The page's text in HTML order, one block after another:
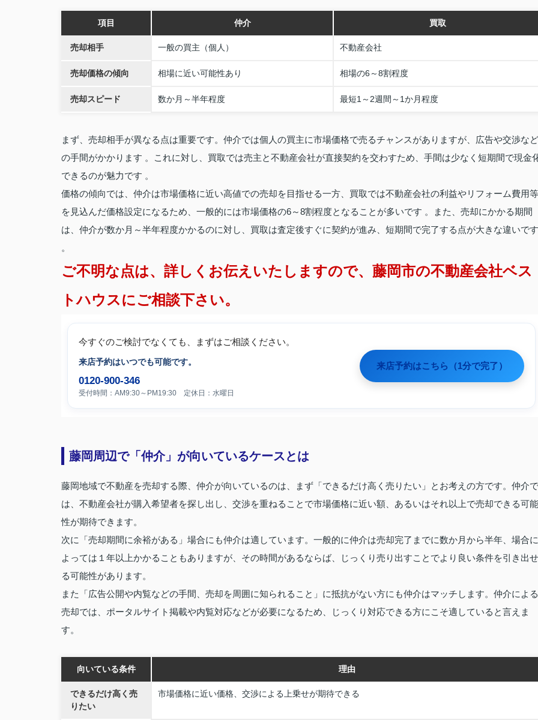
項目 仲介 買取
売却相手 一般の買主（個人） 不動産会社
売却価格の傾向 相場に近い可能性あり 相場の6～8割程度
売却スピード 数か月～半年程度 最短1～2週間～1か月程度
まず、売却相手が異なる点は重要です。仲介では個人の買主に市場価格で売るチャンスがありますが、広告や交渉など
の手間がかかります 。これに対し、買取では売主と不動産会社が直接契約を交わすため、手間は少なく短期間で現金
できるのが魅力です 。
価格の傾向では、仲介は市場価格に近い高値での売却を目指せる一方、買取では不動産会社の利益やリフォーム費用等
を見込んだ価格設定になるため、一般的には市場価格の6～8割程度となることが多いです 。また、売却にかかる期間
は、仲介が数か月～半年程度かかるのに対し、買取は査定後すぐに契約が進み、短期間で完了する点が大きな違いです
。
ご不明な点は、詳しくお伝えいたしますので、藤岡市の不動産会社ベス
トハウスにご相談下さい。
今すぐのご検討でなくても、まずはご相談ください。
来店予約はいつでも可能です。
0120-900-346
受付時間：AM9:30～PM19:30 定休日：水曜日
来店予約はこちら（1分で完了）
藤岡周辺で「仲介」が向いているケースとは
藤岡地域で不動産を売却する際、仲介が向いているのは、まず「できるだけ高く売りたい」とお考えの方です。仲介で
は、不動産会社が購入希望者を探し出し、交渉を重ねることで市場価格に近い額、あるいはそれ以上で売却できる可能
性が期待できます。
次に「売却期間に余裕がある」場合にも仲介は適しています。一般的に仲介は売却完了までに数か月から半年、場合に
よっては１年以上かかることもありますが、その時間があるならば、じっくり売り出すことでより良い条件を引き出せ
る可能性があります。
また「広告公開や内覧などの手間、売却を周囲に知られること」に抵抗がない方にも仲介はマッチします。仲介による
売却では、ポータルサイト掲載や内覧対応などが必要になるため、じっくり対応できる方にこそ適していると言えま
す。
向いている条件 理由
できるだけ高く売
りたい
市場価格に近い価格、交渉による上乗せが期待できる